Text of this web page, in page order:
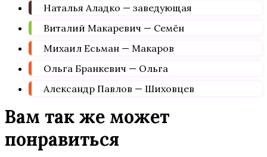
Наталья Аладко — заведующая
Виталий Макаревич — Семён
Михаил Есьман — Макаров
Ольга Бранкевич — Ольга
Александр Павлов — Шиховцев
Вам так же может
понравиться